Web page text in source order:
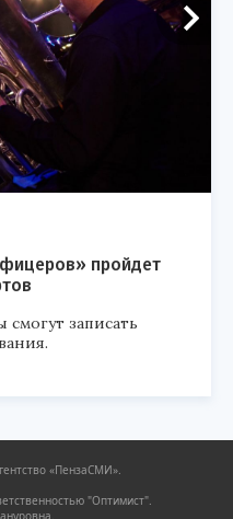
пройдет
смогут записать
«ПензаСМИ».
"Оптимист".